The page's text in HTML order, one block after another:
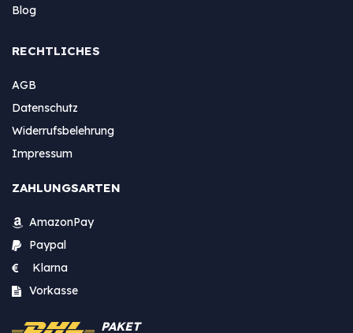
Blog
RECHTLICHES
AGB
Datenschutz
Widerrufsbelehrung
Impressum
ZAHLUNGSARTEN
AmazonPay
Paypal
Klarna
Vorkasse
PAKET